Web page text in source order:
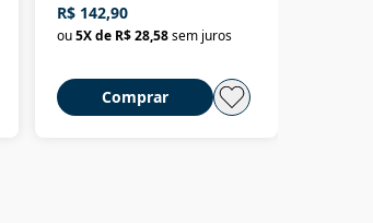
até a Bolívia e por Marajó
até dizer chega
R$ 142,90
ou5X de R$ 28,58sem juros
Comprar